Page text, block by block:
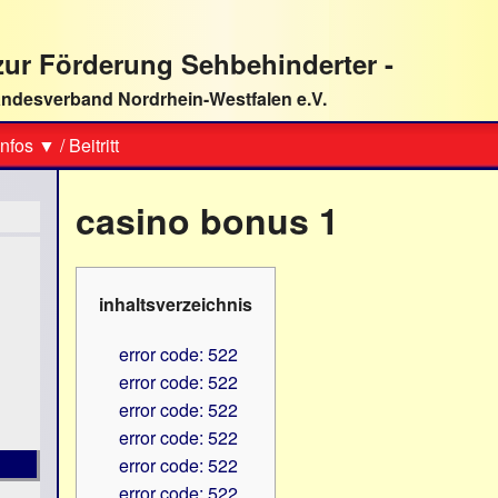
Förderung Sehbehinderter -
Nordrhein-Westfalen e.V.
▼ /Beitritt
casino bonus 1
inhaltsverzeichnis
error code: 522
error code: 522
error code: 522
error code: 522
error code: 522